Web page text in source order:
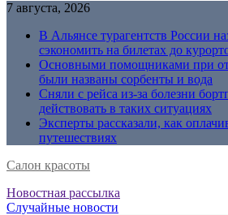
7 августа, 2026
В Альянсе турагентств России
сэкономить на билетах до
Основными помощниками при
были названы сорбенты и вода
Сняли с рейса из-за болезни
действовать в таких ситуациях
Эксперты рассказали, как
путешествиях
Салон красоты
Новостная рассылка
Случайные новости